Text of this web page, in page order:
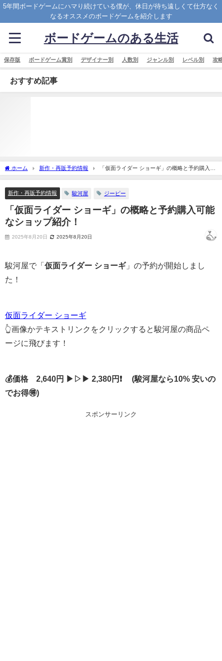
5年間ボードゲームにハマり続けている僕が、休日が待ち遠しくて仕方なく
なるオススメのボードゲームを紹介します
ボードゲームのある生活
保存版 ボードゲーム賞別 デザイナー別 人数別 ジャンル別 レベル別 攻
おすすめ記事
ホーム 新作・再販予約情報
「仮面ライダー ショーギ」の概略と予約購入可
能なショップ紹介！
新作・再販予約情報 駿河屋 ジーピー
「仮面ライダー ショーギ」の概略と予約購入可能
なショップ紹介！
2025年8月20日 2025年8月20日
駿河屋で「 仮面ライダー ショーギ」の予約が開始しまし
た！
仮面ライダー ショーギ
👆画像かテキストリンクをクリックすると駿河屋の商品ペ
ージに飛びます！
💰価格 2,640円 ▶▷▶ 2,380円❗ (駿河屋なら10% 安いの
でお得🉐)
スポンサーリンク